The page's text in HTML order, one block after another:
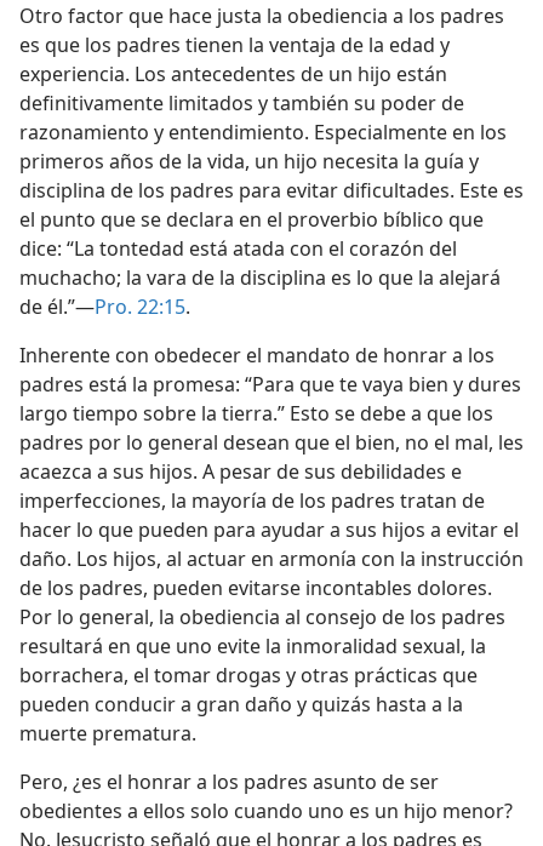
Otro factor que hace justa la obediencia a los padres
es que los padres tienen la ventaja de la edad y
experiencia. Los antecedentes de un hijo están
definitivamente limitados y también su poder de
razonamiento y entendimiento. Especialmente en los
primeros años de la vida, un hijo necesita la guía y
disciplina de los padres para evitar dificultades. Este es
el punto que se declara en el proverbio bíblico que
dice: “La tontedad está atada con el corazón del
muchacho; la vara de la disciplina es lo que la alejará
de él.”—Pro. 22:15.
Inherente con obedecer el mandato de honrar a los
padres está la promesa: “Para que te vaya bien y dures
largo tiempo sobre la tierra.” Esto se debe a que los
padres por lo general desean que el bien, no el mal, les
acaezca a sus hijos. A pesar de sus debilidades e
imperfecciones, la mayoría de los padres tratan de
hacer lo que pueden para ayudar a sus hijos a evitar el
daño. Los hijos, al actuar en armonía con la instrucción
de los padres, pueden evitarse incontables dolores.
Por lo general, la obediencia al consejo de los padres
resultará en que uno evite la inmoralidad sexual, la
borrachera, el tomar drogas y otras prácticas que
pueden conducir a gran daño y quizás hasta a la
muerte prematura.
Pero, ¿es el honrar a los padres asunto de ser
obedientes a ellos solo cuando uno es un hijo menor?
No. Jesucristo señaló que el honrar a los padres es